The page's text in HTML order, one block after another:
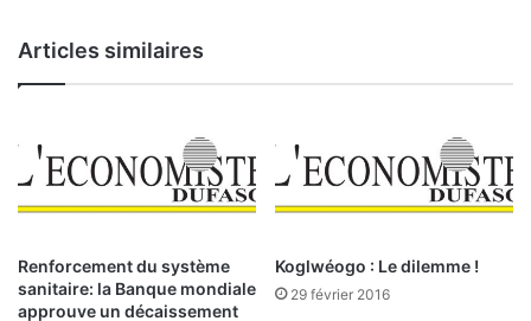
a
n
t
i
m
q
u
y
n
m
i
s
Articles similaires
Renforcement du système
sanitaire: la Banque mondiale
approuve un décaissement
Koglwéogo : Le dilemme !
29 février 2016